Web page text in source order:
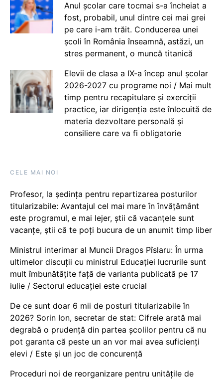
Anul școlar care tocmai s-a încheiat a
fost, probabil, unul dintre cei mai grei
pe care i-am trăit. Conducerea unei
școli în România înseamnă, astăzi, un
stres permanent, o muncă titanică
Elevii de clasa a IX-a încep anul școlar
2026-2027 cu programe noi / Mai mult
timp pentru recapitulare și exerciții
practice, iar dirigenția este înlocuită de
materia dezvoltare personală și
consiliere care va fi obligatorie
CELE MAI NOI
Profesor, la ședința pentru repartizarea posturilor
titularizabile: Avantajul cel mai mare în învățământ
este programul, e mai lejer, știi că vacanțele sunt
vacanţe, știi că te poți bucura de un anumit timp liber
Ministrul interimar al Muncii Dragos Pîslaru: În urma
ultimelor discuții cu ministrul Educației lucrurile sunt
mult îmbunătățite față de varianta publicată pe 17
iulie / Sectorul educației este crucial
De ce sunt doar 6 mii de posturi titularizabile în
2026? Sorin Ion, secretar de stat: Cifrele arată mai
degrabă o prudență din partea școlilor pentru că nu
pot garanta că peste un an vor mai avea suficienți
elevi / Este și un joc de concurență
Proceduri noi de reorganizare pentru unitățile de